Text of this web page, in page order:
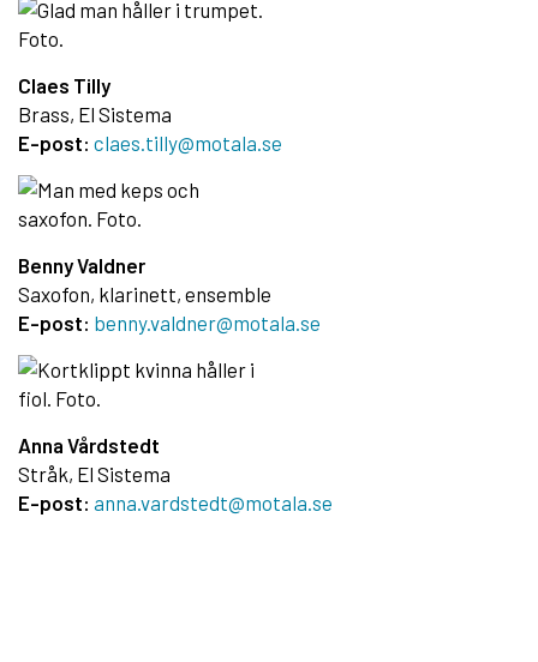
Claes Tilly
Brass, El Sistema
E-post: claes.tilly@motala.se
Benny Valdner
Saxofon, klarinett, ensemble
E-post: benny.valdner@motala.se
Anna Vårdstedt
Stråk, El Sistema
E-post: anna.vardstedt@motala.se